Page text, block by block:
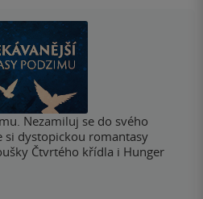
Nezamiluj se do svého
si dystopickou romantasy
Čtvrtého křídla i Hunger